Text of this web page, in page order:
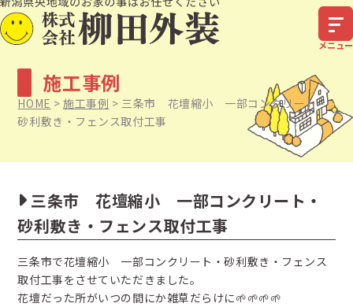
施工事例
HOME >施工事例 > 三条市 花壇縮小 一部コンクリート・
砂利敷き・フェンス取付工事
三条市 花壇縮小 一部コンクリート・
砂利敷き・フェンス取付工事
三条市で花壇縮小 一部コンクリート・砂利敷き・フェンス
取付工事をさせていただきました。
花壇だった所がいつの間にか雑草だらけに🌱🌱🌱🌱